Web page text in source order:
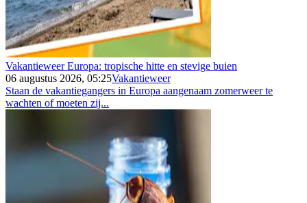
Vakantieweer Europa: tropische hitte en stevige buien
06 augustus 2026, 05:25Vakantieweer
Staan de vakantiegangers in Europa aangenaam zomerweer te
wachten of moeten zij...